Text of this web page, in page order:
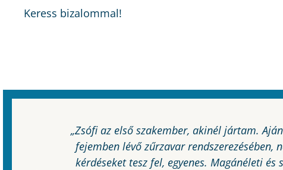
Keress bizalommal!
„Zsófi az első szakember, akinél jártam.
fejemben lévő zűrzavar rendszerezésében,
kérdéseket tesz fel, egyenes. Magánéleti